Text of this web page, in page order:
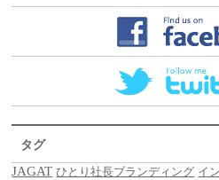
タグ
JAGAT ひとり社長ブランディング イ